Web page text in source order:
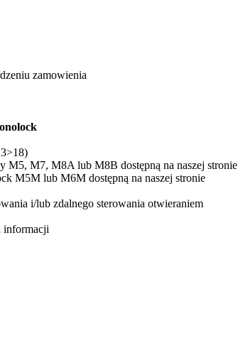
zamowienia
M5, M7, M8A lub M8B dostępną na naszej stronie
M5M lub M6M dostępną na naszej stronie
i/lub zdalnego sterowania otwieraniem
informacji